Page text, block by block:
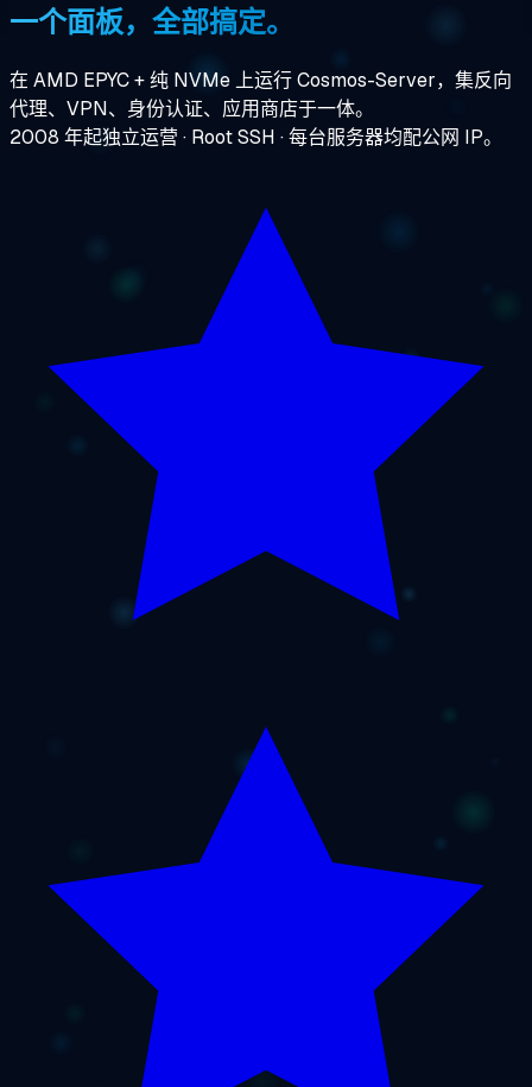
一个面板，全部搞定。
在 AMD EPYC + 纯 NVMe 上运行 Cosmos-Server，集反向
代理、VPN、身份认证、应用商店于一体。
2008 年起独立运营 · Root SSH · 每台服务器均配公网 IP。